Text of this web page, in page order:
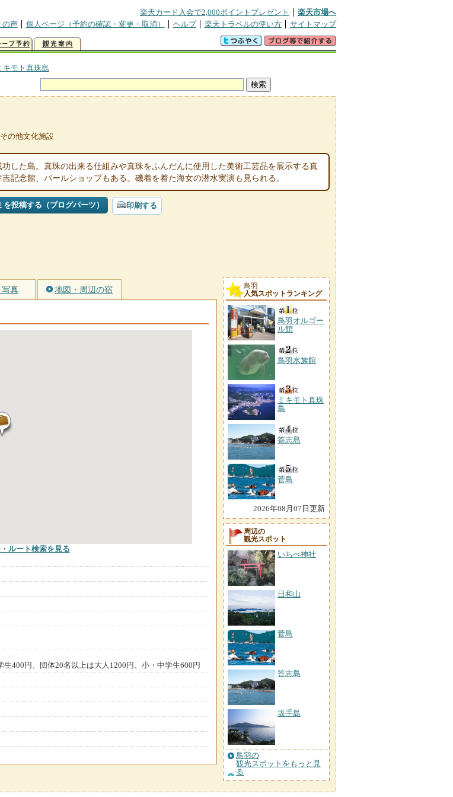
楽天カード入会で2,000ポイントプレゼント
楽天市場へ
の声
個人ページ（予約の確認・変更・取消） ヘルプ 楽天トラベルの使い方 サイトマップ
キモト真珠島
の他文化施設
した島。真珠の出来る仕組みや真珠をふんだんに使用した美術工芸品を展示する真
記念館、パールショップもある。磯着を着た海女の潜水実演も見られる。
投稿する（ブログパーツ） 印刷する
写真 地図・周辺の宿
・ルート検索を見る
400円、団体20名以上は大人1200円、小・中学生600円
鳥羽
人気スポットランキング
鳥羽オルゴー
ル館
鳥羽水族館
ミキモト真珠
島
答志島
菅島
2026年08月07日更新
周辺の
観光スポット
いちべ神社
日和山
菅島
答志島
坂手島
鳥羽の
観光スポットをもっと見
る